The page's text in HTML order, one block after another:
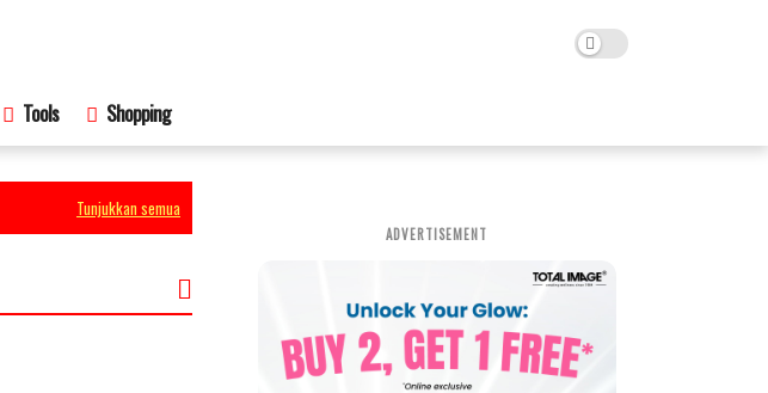
Tools Shopping
Tunjukkan semua
ADVERTISEMENT